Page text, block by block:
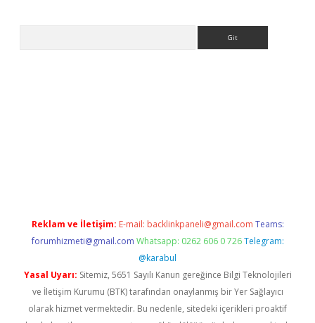
Reklam ve İletişim: E-mail: backlinkpaneli@gmail.com Teams:
forumhizmeti@gmail.com Whatsapp: 0262 606 0 726 Telegram:
@karabul
Yasal Uyarı: Sitemiz, 5651 Sayılı Kanun gereğince Bilgi Teknolojileri
ve İletişim Kurumu (BTK) tarafından onaylanmış bir Yer Sağlayıcı
olarak hizmet vermektedir. Bu nedenle, sitedeki içerikleri proaktif